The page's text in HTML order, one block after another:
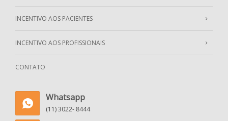
INCENTIVO AOS PACIENTES
INCENTIVO AOS PROFISSIONAIS
CONTATO
Whatsapp
(11) 3022- 8444